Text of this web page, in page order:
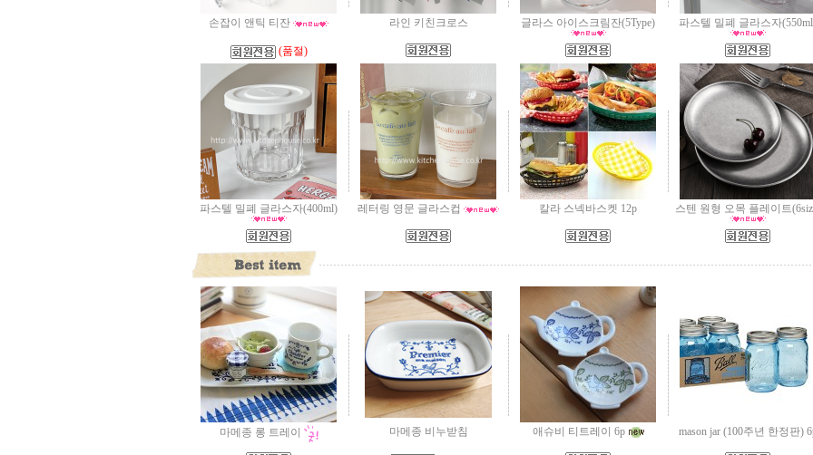
손잡이 앤틱 티잔
(품절)
라인 키친크로스 글라스 아이스크림잔(5Type) 파스텔 밀폐 글라스자
파스텔 밀폐 글라스자(400ml) 레터링 영문 글라스컵 칼라 스넥바스켓 12p 스텐 원형 오목 플레이트
마메종 롱 트레이 마메종 비누받침 애슈비 티트레이 6p mason jar (100주년 한정판)